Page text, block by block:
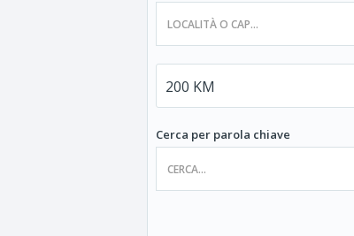
Cerca per parola chiave